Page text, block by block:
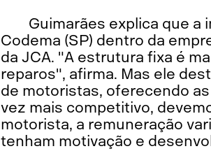
Guimarães explica que a
Codema (SP) dentro da
da JCA. "A estrutura fixa é
reparos", afirma. Mas ele
de motoristas, oferecendo
vez mais competitivo,
motorista, a remuneração
tenham motivação e